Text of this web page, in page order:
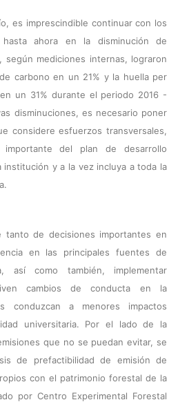
es imprescindible continuar con los
hasta ahora en la disminución de
según mediciones internas, lograron
carbono en un 21% y la huella per
un 31% durante el periodo 2016 -
disminuciones, es necesario poner
considere esfuerzos transversales,
del plan de desarrollo
y a la vez incluya a toda la
tanto de decisiones importantes en
en las principales fuentes de
así como también, implementar
cambios de conducta en la
conduzcan a menores impactos
universitaria. Por el lado de la
que no se puedan evitar, se
de prefactibilidad de emisión de
con el patrimonio forestal de la
por Centro Experimental Forestal